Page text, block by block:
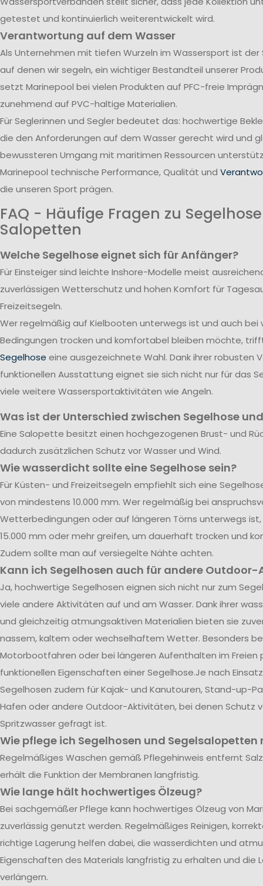
getestet und kontinuierlich weiterentwickelt wird.
Verantwortung auf dem Wasser
Als Unternehmen mit tiefen Wurzeln im Wassersport ist der
auf denen wir segeln, ein wichtiger Bestandteil unserer
setzt Marinepool bei vielen Produkten auf PFC-freie
zunehmend auf PVC-haltige Materialien.
Für Seglerinnen und Segler bedeutet das: hochwertige
die den Anforderungen auf dem Wasser gerecht wird und
bewussteren Umgang mit maritimen Ressourcen
Marinepool technische Performance, Qualität und
die unseren Sport prägen.
FAQ - Häufige Fragen zu
Salopetten
Welche Segelhose eignet sich für Anfänger?
Für Einsteiger sind leichte Inshore-Modelle meist
zuverlässigen Wetterschutz und hohen Komfort für
Freizeitsegeln.
Wer regelmäßig auf Kielbooten unterwegs ist und auch bei
Bedingungen trocken und komfortabel bleiben möchte,
Segelhose eine ausgezeichnete Wahl. Dank ihrer robusten
funktionellen Ausstattung eignet sie sich nicht nur für das
viele weitere Wassersportaktivitäten wie Angeln.
Was ist der Unterschied zwischen Segelhose
Eine Salopette besitzt einen hochgezogenen Brust- und
dadurch zusätzlichen Schutz vor Wasser und Wind.
Wie wasserdicht sollte eine Segelhose sein?
Für Küsten- und Freizeitsegeln empfiehlt sich eine
von mindestens 10.000 mm. Wer regelmäßig bei
Wetterbedingungen oder auf längeren Törns unterwegs
15.000 mm oder mehr greifen, um dauerhaft trocken und
Zudem sollte man auf versiegelte Nähte achten.
Kann ich Segelhosen auch für andere
Ja, hochwertige Segelhosen eignen sich nicht nur zum
viele andere Aktivitäten auf und am Wasser. Dank ihrer
und gleichzeitig atmungsaktiven Materialien bieten sie
nassem, kaltem oder wechselhaftem Wetter. Besonders
Motorbootfahren oder bei längeren Aufenthalten im Freien
funktionellen Eigenschaften einer Segelhose.Je nach
Segelhosen zudem für Kajak- und Kanutouren, Stand-up-
Hafen oder andere Outdoor-Aktivitäten, bei denen Schutz
Spritzwasser gefragt ist.
Wie pflege ich Segelhosen und Segelsalopetten
Regelmäßiges Waschen gemäß Pflegehinweis entfernt
erhält die Funktion der Membranen langfristig.
Wie lange hält hochwertiges Ölzeug?
Bei sachgemäßer Pflege kann hochwertiges Ölzeug von
zuverlässig genutzt werden. Regelmäßiges Reinigen,
richtige Lagerung helfen dabei, die wasserdichten und
Eigenschaften des Materials langfristig zu erhalten und die
verlängern.